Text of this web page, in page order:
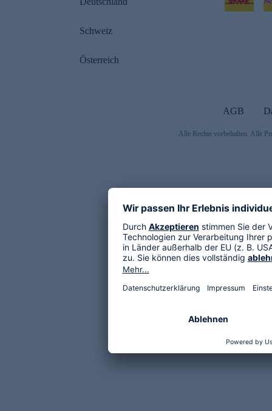
Schweiz
Österreich
AGB
Alle Rechte vorbehalten. Alle